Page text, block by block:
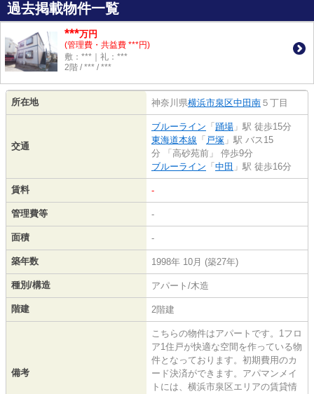
過去掲載物件一覧
***万円
(管理費・共益費 ***円)
敷：***｜礼：***
2階 / *** / ***
所在地 神奈川県横浜市泉区中田南 ５丁目
交通
ブルーライン 「 踊場 」駅 徒歩15分
東海道本線 「 戸塚 」駅 バス15
分 「高砂苑前」 停歩9分
ブルーライン 「 中田 」駅 徒歩16分
賃料 -
管理費等 -
面積 -
築年数 1998年 10月 (築27年)
種別/構造 アパート/木造
階建 2階建
備考
こちらの物件はアパートです。1フロ
ア1住戸が快適な空間を作っている物
件となっております。初期費用のカ
ード決済ができます。アパマンメイ
トには、横浜市泉区エリアの賃貸情